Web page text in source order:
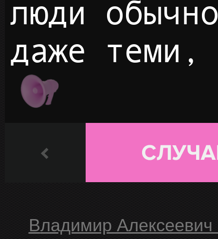
люди
даже
ПЛЭЙ
Владимир